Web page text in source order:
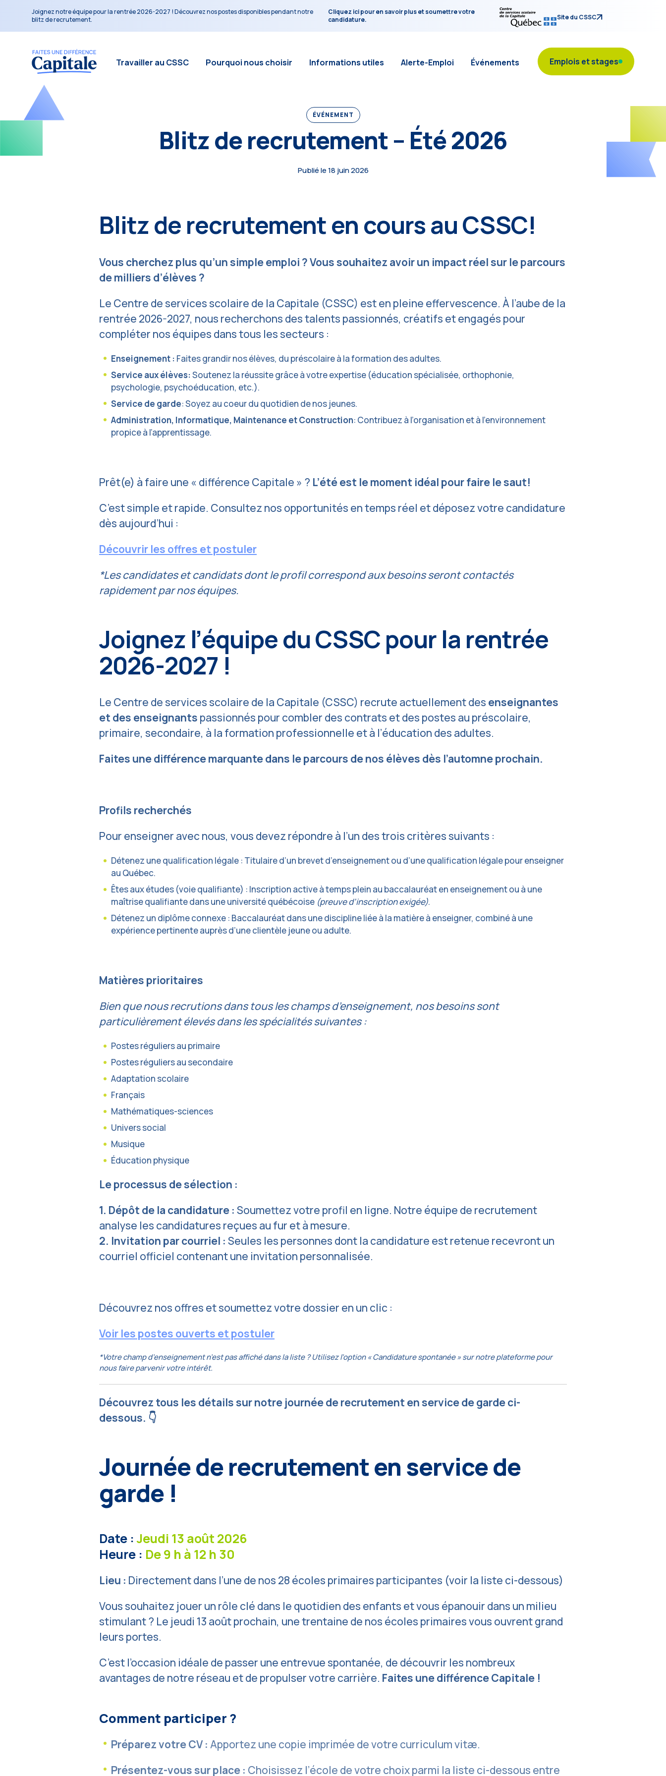
Joignez notre équipe pour la rentrée 2026-2027 ! Découvrez nos postes disponibles pendant notre
blitz de recrutement.
Cliquez ici pour en savoir plus et soumettre votre
candidature.
Site du CSSC
Travailler au CSSC Pourquoi nous choisir Informations utiles Alerte-Emploi Événements Emplois et stages
ÉVÉNEMENT
Blitz de recrutement – Été 2026
Publié le 18 juin 2026
Blitz de recrutement en cours au CSSC!
Vous cherchez plus qu’un simple emploi ? Vous souhaitez avoir un impact réel sur le parcours
de milliers d’élèves ?
Le Centre de services scolaire de la Capitale (CSSC) est en pleine effervescence. À l’aube de la
rentrée 2026-2027, nous recherchons des talents passionnés, créatifs et engagés pour
compléter nos équipes dans tous les secteurs :
Enseignement : Faites grandir nos élèves, du préscolaire à la formation des adultes.
Service aux élèves:Soutenez la réussite grâce à votre expertise (éducation spécialisée, orthophonie,
psychologie, psychoéducation, etc.).
Service de garde: Soyez au coeur du quotidien de nos jeunes.
Administration, Informatique, Maintenance et Construction: Contribuez à l’organisation et à l’environnement
propice à l’apprentissage.
Prêt(e) à faire une « différence Capitale » ? L’été est le moment idéal pour faire le saut!
C’est simple et rapide. Consultez nos opportunités en temps réel et déposez votre candidature
dès aujourd’hui :
Découvrir les offres et postuler
*Les candidates et candidats dont le profil correspond aux besoins seront contactés
rapidement par nos équipes.
Joignez l’équipe du CSSC pour la rentrée
2026-2027 !
Le Centre de services scolaire de la Capitale (CSSC) recrute actuellement des enseignantes
et des enseignants passionnés pour combler des contrats et des postes au préscolaire,
primaire, secondaire, à la formation professionnelle et à l’éducation des adultes.
Faites une différence marquante dans le parcours de nos élèves dès l’automne prochain.
Profils recherchés
Pour enseigner avec nous, vous devez répondre à l’un des trois critères suivants :
Détenez une qualification légale : Titulaire d’un brevet d’enseignement ou d’une qualification légale pour enseigner
au Québec.
Êtes aux études (voie qualifiante) : Inscription active à temps plein au baccalauréat en enseignement ou à une
maîtrise qualifiante dans une université québécoise (preuve d’inscription exigée).
Détenez un diplôme connexe : Baccalauréat dans une discipline liée à la matière à enseigner, combiné à une
expérience pertinente auprès d’une clientèle jeune ou adulte.
Matières prioritaires
Bien que nous recrutions dans tous les champs d’enseignement, nos besoins sont
particulièrement élevés dans les spécialités suivantes :
Postes réguliers au primaire
Postes réguliers au secondaire
Adaptation scolaire
Français
Mathématiques-sciences
Univers social
Musique
Éducation physique
Le processus de sélection :
1. Dépôt de la candidature : Soumettez votre profil en ligne. Notre équipe de recrutement
analyse les candidatures reçues au fur et à mesure.
2. Invitation par courriel : Seules les personnes dont la candidature est retenue recevront un
courriel officiel contenant une invitation personnalisée.
Découvrez nos offres et soumettez votre dossier en un clic :
Voir les postes ouverts et postuler
*Votre champ d’enseignement n’est pas affiché dans la liste ? Utilisez l’option « Candidature spontanée » sur notre plateforme pour
nous faire parvenir votre intérêt.
Découvrez tous les détails sur notre journée de recrutement en service de garde ci-
dessous. 👇
Journée de recrutement en service de
garde !
Date : Jeudi 13 août 2026
Heure : De 9 h à 12 h 30
Lieu : Directement dans l’une de nos 28 écoles primaires participantes (voir la liste ci-dessous)
Vous souhaitez jouer un rôle clé dans le quotidien des enfants et vous épanouir dans un milieu
stimulant ? Le jeudi 13 août prochain, une trentaine de nos écoles primaires vous ouvrent grand
leurs portes.
C’est l’occasion idéale de passer une entrevue spontanée, de découvrir les nombreux
avantages de notre réseau et de propulser votre carrière. Faites une différence Capitale !
Comment participer ?
Préparez votre CV : Apportez une copie imprimée de votre curriculum vitæ.
Présentez-vous sur place : Choisissez l’école de votre choix parmi la liste ci-dessous entre